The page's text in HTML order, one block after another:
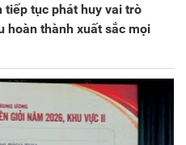
tiếp tục phát huy vai trò
hoàn thành xuất sắc mọi